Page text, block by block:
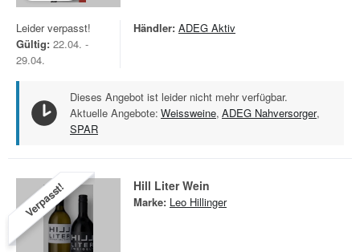
Leider verpasst!
Gültig: 22.04. -
29.04.
Händler: ADEG Aktiv
Dieses Angebot ist leider nicht mehr verfügbar.
Aktuelle Angebote: Weissweine, ADEG Nahversorger,
SPAR
Verpasst! Hill Liter Wein
Marke: Leo Hillinger